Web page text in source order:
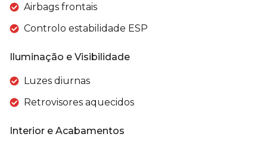
Airbags frontais
Controlo estabilidade ESP
Iluminação e Visibilidade
Luzes diurnas
Retrovisores aquecidos
Interior e Acabamentos